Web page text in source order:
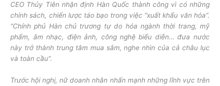
CEO Thủy Tiên nhận định Hàn Quốc thành công vì có những
chính sách, chiến lược táo bạo trong việc “xuất khẩu văn hóa”.
“Chính phủ Hàn chủ trương tự do hóa ngành thời trang, mỹ
phẩm, âm nhạc, điện ảnh, công nghệ biểu diễn… đưa nước
này trở thành trung tâm mua sắm, nghe nhìn của cả châu lục
và toàn cầu”.
Trước hội nghị, nữ doanh nhân nhấn mạnh những lĩnh vực trên